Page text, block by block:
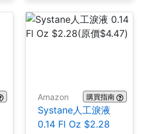
Amazon 購買指南
Systane人工淚液
0.14 Fl Oz $2.28